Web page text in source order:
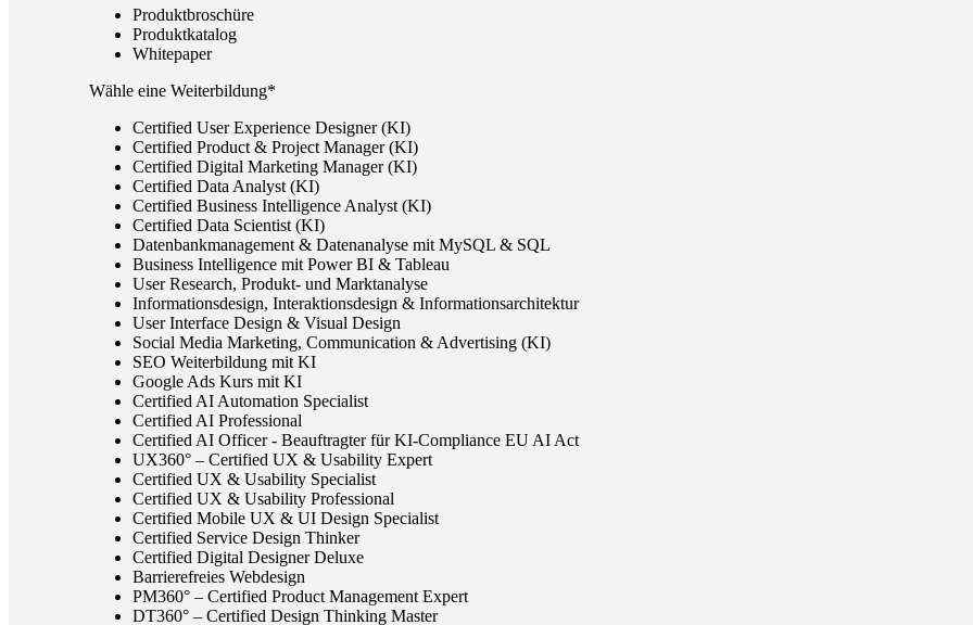
Produktbroschüre
Produktkatalog
Whitepaper
Wähle eine Weiterbildung*
Certified User Experience Designer (KI)
Certified Product & Project Manager (KI)
Certified Digital Marketing Manager (KI)
Certified Data Analyst (KI)
Certified Business Intelligence Analyst (KI)
Certified Data Scientist (KI)
Datenbankmanagement & Datenanalyse mit MySQL & SQL
Business Intelligence mit Power BI & Tableau
User Research, Produkt- und Marktanalyse
Informationsdesign, Interaktionsdesign & Informationsarchitektur
User Interface Design & Visual Design
Social Media Marketing, Communication & Advertising (KI)
SEO Weiterbildung mit KI
Google Ads Kurs mit KI
Certified AI Automation Specialist
Certified AI Professional
Certified AI Officer - Beauftragter für KI-Compliance EU AI Act
UX360° – Certified UX & Usability Expert
Certified UX & Usability Specialist
Certified UX & Usability Professional
Certified Mobile UX & UI Design Specialist
Certified Service Design Thinker
Certified Digital Designer Deluxe
Barrierefreies Webdesign
PM360° – Certified Product Management Expert
DT360° – Certified Design Thinking Master